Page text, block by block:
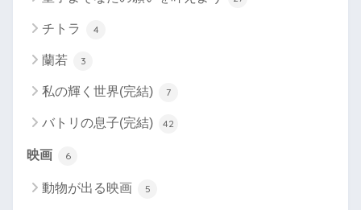
チトラ 4
蘭若 3
私の輝く世界(完結) 7
バトリの息子(完結) 42
映画 6
動物が出る映画 5